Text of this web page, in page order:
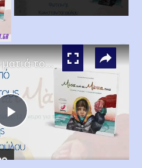
×
Play
Video
«Μέσα από τα ματιά τους», Φωτεινή Κωνσταντοπούλου